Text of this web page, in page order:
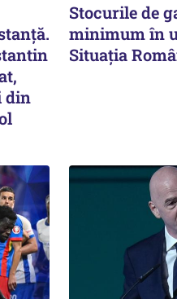
din
Stocurile de
minimum în
Situația